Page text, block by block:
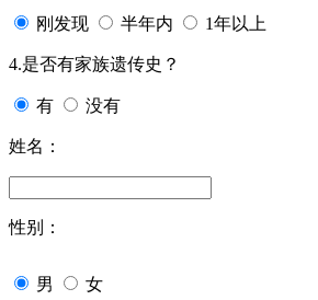
刚发现 半年内 1年以上
4.是否有家族遗传史？
有 没有
姓名：
性别：
男 女